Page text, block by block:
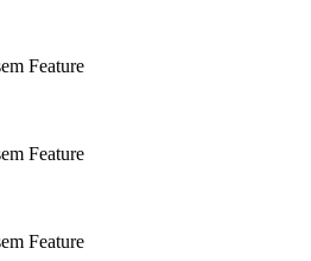
Feature
Feature
Feature